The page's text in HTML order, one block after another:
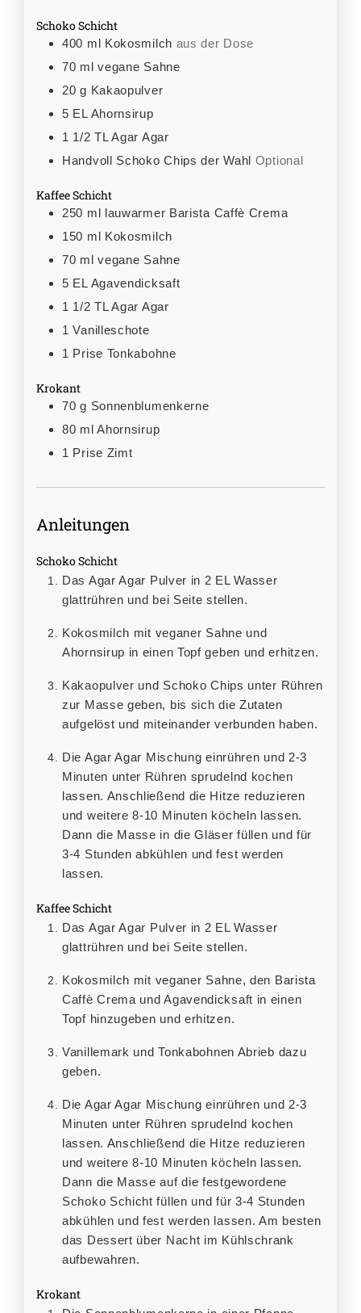
Schoko Schicht
400 ml Kokosmilch aus der Dose
70 ml vegane Sahne
20 g Kakaopulver
5 EL Ahornsirup
1 1/2 TL Agar Agar
Handvoll Schoko Chips der Wahl Optional
Kaffee Schicht
250 ml lauwarmer Barista Caffè Crema
150 ml Kokosmilch
70 ml vegane Sahne
5 EL Agavendicksaft
1 1/2 TL Agar Agar
1 Vanilleschote
1 Prise Tonkabohne
Krokant
70 g Sonnenblumenkerne
80 ml Ahornsirup
1 Prise Zimt
Anleitungen
Schoko Schicht
Das Agar Agar Pulver in 2 EL Wasser
glattrühren und bei Seite stellen.
Kokosmilch mit veganer Sahne und
Ahornsirup in einen Topf geben und erhitzen.
Kakaopulver und Schoko Chips unter Rühren
zur Masse geben, bis sich die Zutaten
aufgelöst und miteinander verbunden haben.
Die Agar Agar Mischung einrühren und 2-3
Minuten unter Rühren sprudelnd kochen
lassen. Anschließend die Hitze reduzieren
und weitere 8-10 Minuten köcheln lassen.
Dann die Masse in die Gläser füllen und für
3-4 Stunden abkühlen und fest werden
lassen.
Kaffee Schicht
Das Agar Agar Pulver in 2 EL Wasser
glattrühren und bei Seite stellen.
Kokosmilch mit veganer Sahne, den Barista
Caffè Crema und Agavendicksaft in einen
Topf hinzugeben und erhitzen.
Vanillemark und Tonkabohnen Abrieb dazu
geben.
Die Agar Agar Mischung einrühren und 2-3
Minuten unter Rühren sprudelnd kochen
lassen. Anschließend die Hitze reduzieren
und weitere 8-10 Minuten köcheln lassen.
Dann die Masse auf die festgewordene
Schoko Schicht füllen und für 3-4 Stunden
abkühlen und fest werden lassen. Am besten
das Dessert über Nacht im Kühlschrank
aufbewahren.
Krokant